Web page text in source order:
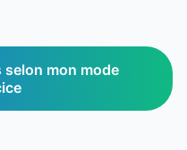
selon mon mode